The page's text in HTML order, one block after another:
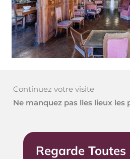
Continuez votre visite
Ne manquez pas lles lieux les
Regarde Toutes